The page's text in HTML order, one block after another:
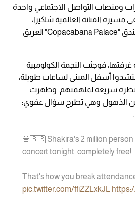
ومنصات التواصل الاجتماعي واحدة
مسيرة الفنانة العالمية شاكيرا،
وذلك أثناء إقامتها في فندق "Copacabana Palace" العريق
فوجئت النجمة الكولومبية
أسفل المبنى لساعات طويلة،
نظرة سريعة لملهمتهم. وظهرت
الذهول وهي تطرح سؤال عفوي:
🚨🇧🇷 Shakira's 2 million person
concert tonight: completely free!
That's how you break
pic.twitter.com/ffiZZLxkJL